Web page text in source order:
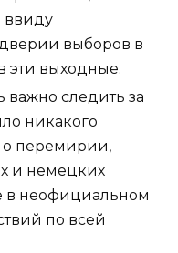
ввиду
выборов в
эти выходные.
важно следить за
никакого
перемирии,
и немецких
в неофициальном
по всей